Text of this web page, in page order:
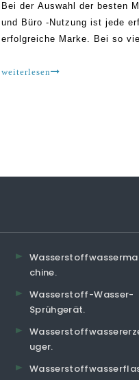
Bei der Auswahl der besten
und Büro -Nutzung ist jede
erfolgreiche Marke. Bei so
bisschen exzitiert sein
weiterlesen
chine.
Wasserstoff-Wasser-
Sprühgerät.
uger.